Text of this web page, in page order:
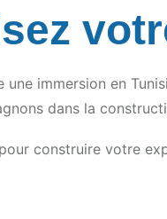
une immersion en
dans la
construire votre